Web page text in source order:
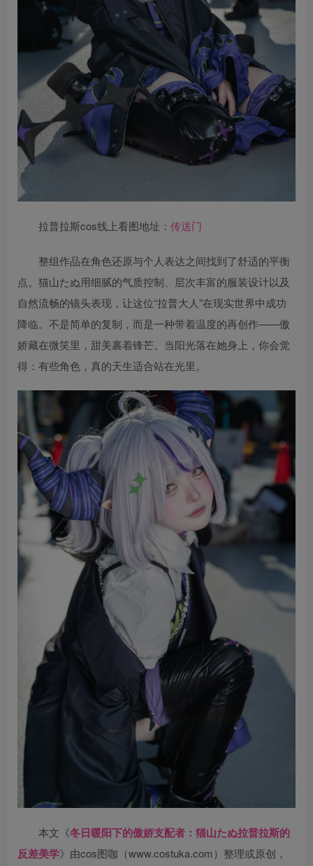
拉普拉斯cos线上看图地址： 传送门
整组作品在角色还原与个人表达之间找到了舒适的平衡
点。猫山たぬ用细腻的气质控制、层次丰富的服装设计以及
自然流畅的镜头表现，让这位“拉普大人”在现实世界中成功
降临。不是简单的复制，而是一种带着温度的再创作——傲
娇藏在微笑里，甜美裹着锋芒。当阳光落在她身上，你会觉
得：有些角色，真的天生适合站在光里。
本文《冬日暖阳下的傲娇支配者：猫山たぬ拉普拉斯的
反差美学》由cos图咖（www.costuka.com）整理或原创，